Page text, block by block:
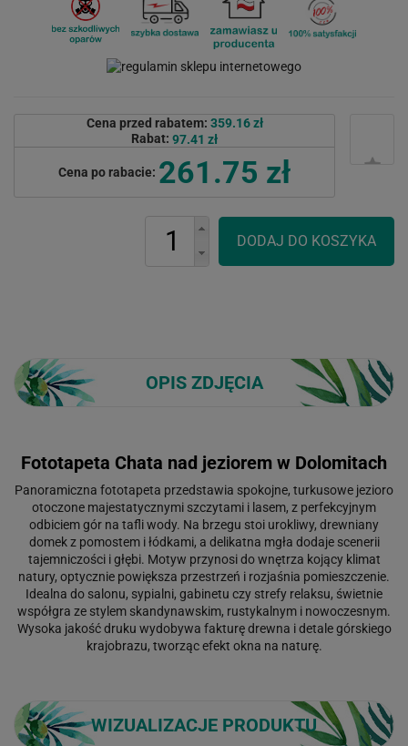
Cena przed rabatem: 359.16 zł
Rabat: 97.41 zł
Cena po rabacie: 261.75 zł
OPIS ZDJĘCIA
Fototapeta Chata nad jeziorem w Dolomitach
Panoramiczna fototapeta przedstawia spokojne, turkusowe jezioro
otoczone majestatycznymi szczytami i lasem, z perfekcyjnym
odbiciem gór na tafli wody. Na brzegu stoi urokliwy, drewniany
domek z pomostem i łódkami, a delikatna mgła dodaje scenerii
tajemniczości i głębi. Motyw przynosi do wnętrza kojący klimat
natury, optycznie powiększa przestrzeń i rozjaśnia pomieszczenie.
Idealna do salonu, sypialni, gabinetu czy strefy relaksu, świetnie
współgra ze stylem skandynawskim, rustykalnym i nowoczesnym.
Wysoka jakość druku wydobywa fakturę drewna i detale górskiego
krajobrazu, tworząc efekt okna na naturę.
WIZUALIZACJE PRODUKTU